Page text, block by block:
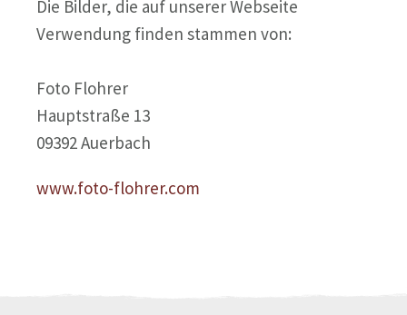
Die Bilder, die auf unserer Webseite
Verwendung finden stammen von:
Foto Flohrer
Hauptstraße 13
09392 Auerbach
www.foto-flohrer.com